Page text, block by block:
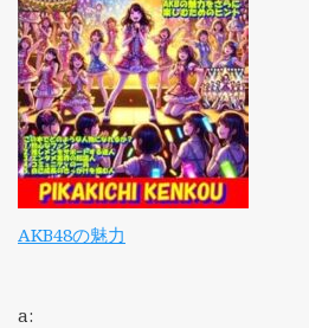
AKB48の魅力
a: